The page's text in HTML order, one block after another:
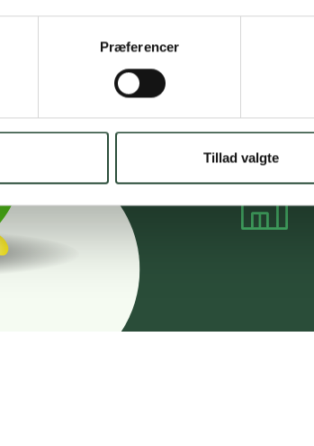
Præferencer
Tillad valgte